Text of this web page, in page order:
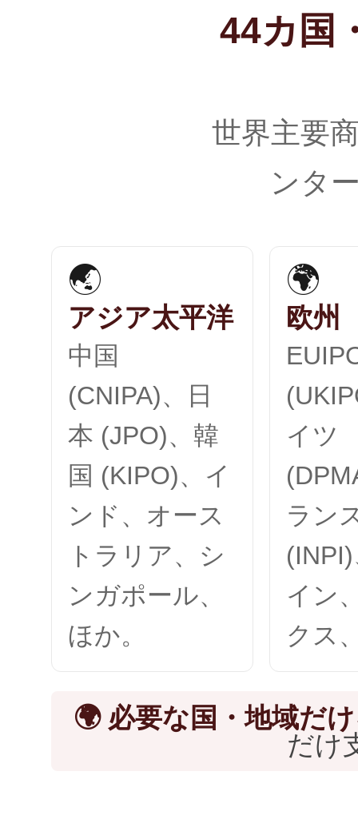
44カ国
世界主要
ンタ
🌏
アジア太平洋
中国
(CNIPA)、日
本 (JPO)、韓
国 (KIPO)、イ
ンド、オース
トラリア、シ
ンガポール、
ほか。
🌍
欧州
イツ
ラン
イン
クス
🌍 必要な国・地域だ
だけ